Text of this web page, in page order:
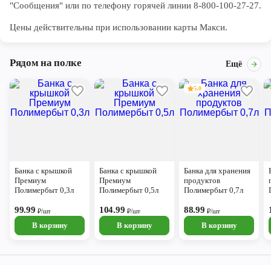
"Сообщения" или по телефону горячей линии 8-800-100-27-27.
Цены действительны при использовании карты Макси.
Рядом на полке Ещё
Банка с крышкой
Премиум
Полимербыт 0,3л
99.99₽/шт
В корзину
Банка с крышкой
Премиум
Полимербыт 0,5л
104.99 ₽/шт
В корзину
5.0
Банка для хранения
продуктов
Полимербыт 0,7л
88.99₽/шт
В корзину